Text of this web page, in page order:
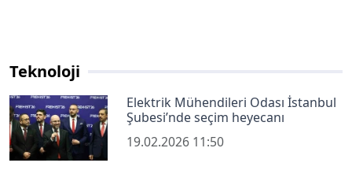
Teknoloji
Elektrik Mühendileri Odası İstanbul
Şubesi’nde seçim heyecanı
19.02.2026 11:50